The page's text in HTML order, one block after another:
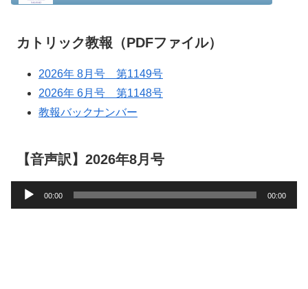
カトリック教報（PDFファイル）
2026年 8月号 第1149号
2026年 6月号 第1148号
教報バックナンバー
【音声訳】2026年8月号
声
00:00 00:00